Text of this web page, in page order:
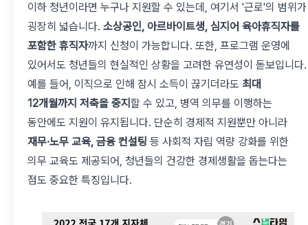
이하 청년이라면 누구나 지원할 수 있는데, 여기서 '근로'의 범위가
굉장히 넓습니다. 소상공인, 아르바이트생, 심지어 육아휴직자를
포함한 휴직자까지 신청이 가능합니다. 또한, 프로그램 운영에
있어서도 청년들의 현실적인 상황을 고려한 유연성이 돋보입니다.
예를 들어, 이직으로 인해 잠시 소득이 끊기더라도 최대
12개월까지 저축을 중지 할 수 있고, 병역 의무를 이행하는
동안에도 지원이 유지됩니다. 단순히 경제적 지원뿐만 아니라
재무·노무 교육, 금융 컨설팅 등 사회적 자립 역량 강화를 위한
의무 교육도 제공되어, 청년들의 건강한 경제생활을 돕는다는
점도 중요한 특징입니다.